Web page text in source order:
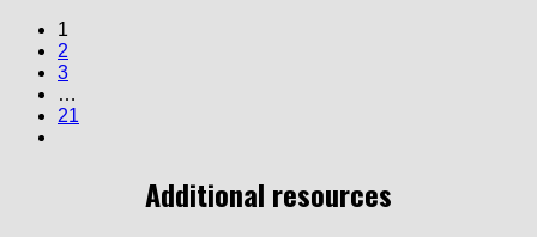
1
2
3
…
21
Additional resources